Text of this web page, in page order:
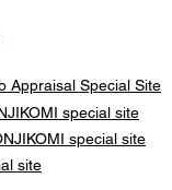
Appraisal Special Site
special site
special site
site